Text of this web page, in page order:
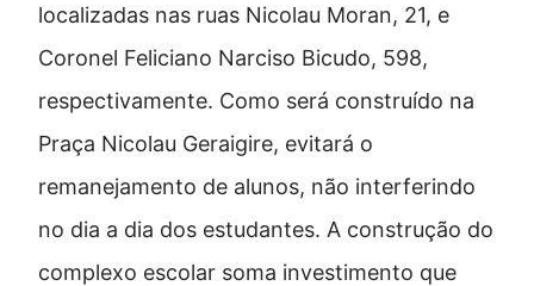
localizadas nas ruas Nicolau Moran, 21, e
Coronel Feliciano Narciso Bicudo, 598,
respectivamente. Como será construído na
Praça Nicolau Geraigire, evitará o
remanejamento de alunos, não interferindo
no dia a dia dos estudantes. A construção do
complexo escolar soma investimento que